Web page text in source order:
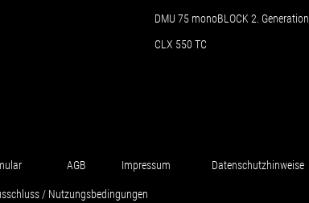
DMU 75 monoBLOCK 2. Generation
CLX 550 TC
AGB Impressum Datenschutzhinweise
/ Nutzungsbedingungen